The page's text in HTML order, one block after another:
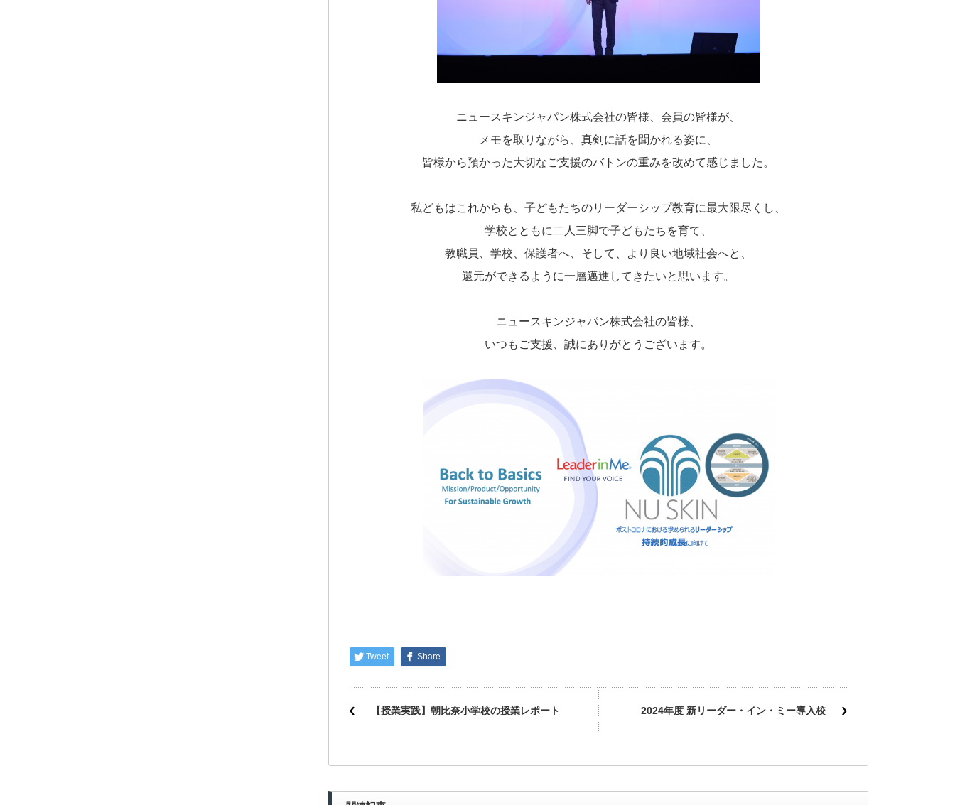
ニュースキンジャパン株式会社の皆様、会員の皆様が、
メモを取りながら、 真剣に話を聞かれる姿に、
皆様から預かった大切なご支援のバトンの重みを改めて感じました。
私どもはこれからも、子どもたちのリーダーシップ教育に最大限尽くし、
学校とともに二人三脚で子どもたちを育て、
教職員、学校、保護者へ、そして、より良い地域社会へと、
還元ができるように一層邁進してきたいと思います。
ニュースキンジャパン株式会社の皆様、
いつもご支援、誠にありがとうございます。
Tweet Share
【授業実践】朝比奈小学校の授業レポート 2024年度 新リーダー・イン・ミー導入校